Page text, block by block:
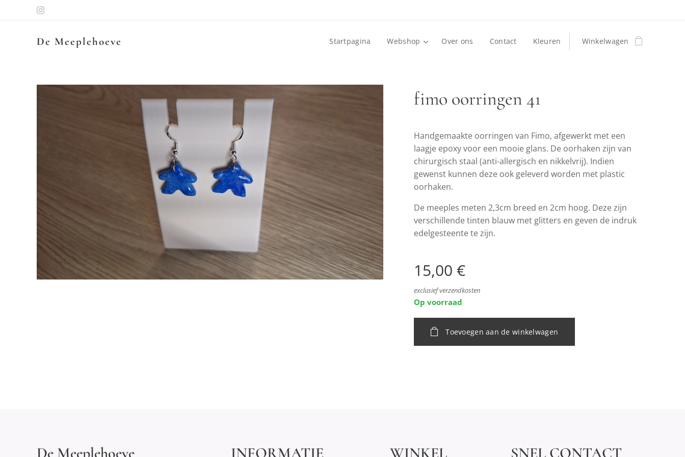
De Meeplehoeve Startpagina Webshop Over ons Contact Kleuren Winkelwagen
fimo oorringen 41
Handgemaakte oorringen van Fimo, afgewerkt met een
laagje epoxy voor een mooie glans. De oorhaken zijn van
chirurgisch staal (anti-allergisch en nikkelvrij). Indien
gewenst kunnen deze ook geleverd worden met plastic
oorhaken.
De meeples meten 2,3cm breed en 2cm hoog. Deze zijn
verschillende tinten blauw met glitters en geven de indruk
edelgesteente te zijn.
15,00 €
exclusief verzendkosten
Op voorraad
Toevoegen aan de winkelwagen
De Meeplehoeve INFORMATIE WINKEL SNEL CONTACT